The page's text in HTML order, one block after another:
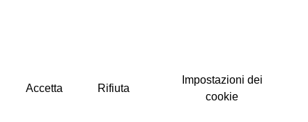
Accetta Rifiuta
Impostazioni dei
cookie